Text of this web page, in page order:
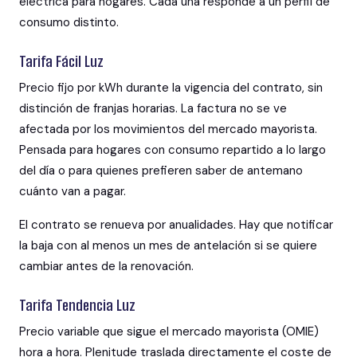
consumo distinto.
Tarifa Fácil Luz
Precio fijo por kWh durante la vigencia del contrato, sin
distinción de franjas horarias. La factura no se ve
afectada por los movimientos del mercado mayorista.
Pensada para hogares con consumo repartido a lo largo
del día o para quienes prefieren saber de antemano
cuánto van a pagar.
El contrato se renueva por anualidades. Hay que notificar
la baja con al menos un mes de antelación si se quiere
cambiar antes de la renovación.
Tarifa Tendencia Luz
Precio variable que sigue el mercado mayorista (OMIE)
hora a hora. Plenitude traslada directamente el coste de